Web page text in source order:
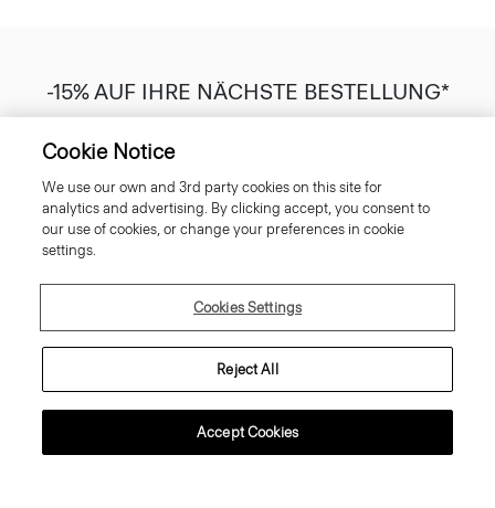
-15% AUF IHRE NÄCHSTE BESTELLUNG*
* Es gelten dieAngebotsbedingungen
ANMELDEN
Kundenservice
Cookie Notice
We use our own and 3rd party cookies on this site for
analytics and advertising. By clicking accept, you consent to
our use of cookies, or change your preferences in cookie
settings.
Cookies Settings
Reject All
Accept Cookies